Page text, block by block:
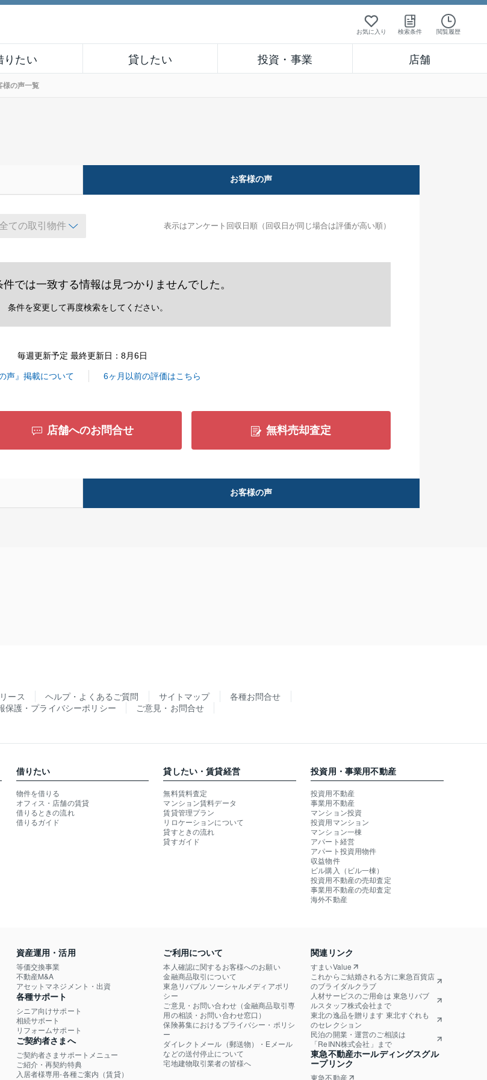
お気に入り 検索条件 閲覧履歴
りたい 貸したい 投資・事業 店舗
様の声一覧
お客様の声
表示はアンケート回収日順（回収日が同じ場合は評価が高い順）
件では一致する情報は見つかりませんでした。
条件を変更して再度検索をしてください。
毎週更新予定 最終更新日：8月6日
声』掲載について 6ヶ月以前の評価はこちら
店舗へのお問合せ 無料売却査定
お客様の声
ース ヘルプ・よくあるご質問 サイトマップ
各種お問合せ
保護・プライバシーポリシー ご意見・お問合せ
借りたい
物件を借りる
オフィス・店舗の賃貸
借りるときの流れ
借りるガイド
貸したい・賃貸経営
無料賃料査定
マンション賃料データ
賃貸管理プラン
リロケーションについて
貸すときの流れ
貸すガイド
投資用・事業用不動産
投資用不動産
事業用不動産
マンション投資
投資用マンション
マンション一棟
アパート経営
アパート投資用物件
収益物件
ビル購入（ビル一棟）
投資用不動産の売却査定
事業用不動産の売却査定
海外不動産
資産運用・活用
等価交換事業
不動産M&A
アセットマネジメント・出資
各種サポート
シニア向けサポート
相続サポート
リフォームサポート
ご契約者さまへ
ご契約者さまサポートメニュー
ご紹介・再契約特典
入居者様専用-各種ご案内（賃貸）
ご利用について
本人確認に関するお客様へのお願い
金融商品取引について
東急リバブル ソーシャルメディアポリ
シー
ご意見・お問い合わせ（金融商品取引専
用の相談・お問い合わせ窓口）
保険募集におけるプライバシー・ポリシ
ー
ダイレクトメール（郵送物）・Eメール
などの送付停止について
宅地建物取引業者の皆様へ
関連リンク
すまいValue
これからご結婚される方に東急百貨店
のブライダルクラブ
人材サービスのご用命は 東急リバブ
ルスタッフ株式会社まで
東北の逸品を贈ります 東北すぐれも
のセレクション
民泊の開業・運営のご相談は
「ReINN株式会社」まで
東急不動産ホールディングスグル
ープリンク
東急不動産